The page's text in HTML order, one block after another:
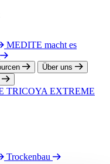
MEDITE macht es
Über uns
TRICOYA EXTREME
Trockenbau